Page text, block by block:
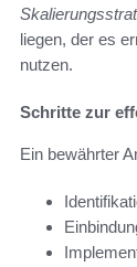
liegen, der es
nutzen.
Schritte zur
Ein bewährter